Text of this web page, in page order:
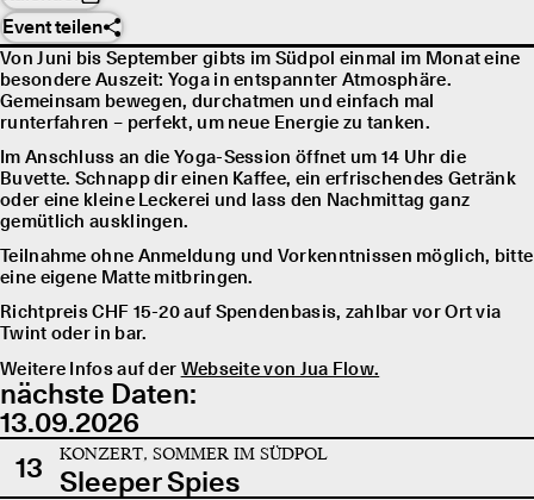
Event teilen
Von Juni bis September gibts im Südpol einmal im Monat eine
besondere Auszeit: Yoga in entspannter Atmosphäre.
Gemeinsam bewegen, durchatmen und einfach mal
runterfahren – perfekt, um neue Energie zu tanken.
Im Anschluss an die Yoga-Session öffnet um 14 Uhr die
Buvette. Schnapp dir einen Kaffee, ein erfrischendes Getränk
oder eine kleine Leckerei und lass den Nachmittag ganz
gemütlich ausklingen.
Teilnahme ohne Anmeldung und Vorkenntnissen möglich, bitte
eine eigene Matte mitbringen.
Richtpreis CHF 15-20 auf Spendenbasis, zahlbar vor Ort via
Twint oder in bar.
Weitere Infos auf der Webseite von Jua Flow.
nächste Daten:
13.09.2026
13
KONZERT, SOMMER IM SÜDPOL
Sleeper Spies